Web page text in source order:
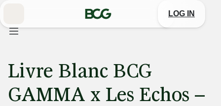
Main
LOG IN
Livre Blanc BCG
GAMMA x Les Echos –